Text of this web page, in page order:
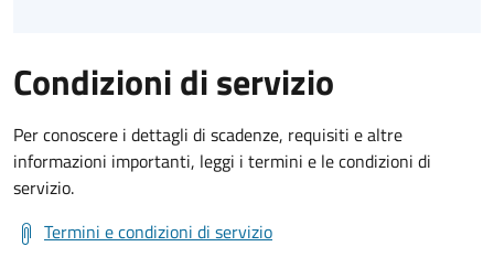
Condizioni di servizio
Per conoscere i dettagli di scadenze, requisiti e altre
informazioni importanti, leggi i termini e le condizioni di
servizio.
Termini e condizioni di servizio